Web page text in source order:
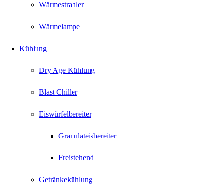
Wärmestrahler
Wärmelampe
Kühlung
Dry Age Kühlung
Blast Chiller
Eiswürfelbereiter
Granulateisbereiter
Freistehend
Getränkekühlung